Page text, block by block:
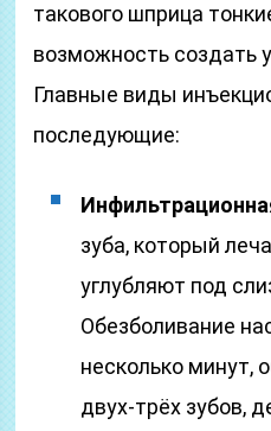
такового шприца
возможность создать
Главные виды
последующие:
зуба, который
углубляют под
Обезболивание
несколько минут,
двух-трёх зубов,